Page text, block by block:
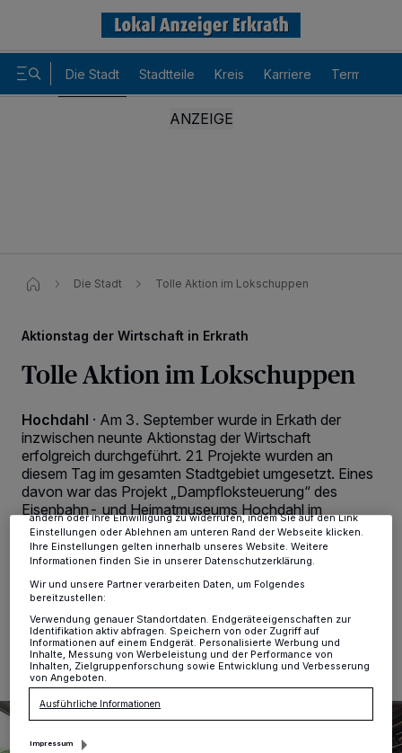
Die Stadt Stadtteile Kreis Karriere Termine
Die Stadt Tolle Aktion im Lokschuppen
Aktionstag der Wirtschaft in Erkrath
Tolle Aktion im Lokschuppen
Hochdahl · Am 3. September wurde in Erkath der
inzwischen neunte Aktionstag der Wirtschaft
erfolgreich durchgeführt. 21 Projekte wurden an
diesem Tag im gesamten Stadtgebiet umgesetzt. Eines
davon war das Projekt „Dampfloksteuerung“ des
Eisenbahn- und Heimatmuseums Hochdahl im
Lokschuppen gemeinsam mit der Firma ad Autodienst
Kunz.
08.09.2021 , 15:21 Uhr Eine Minute Lesezeit
personenbezogene Daten wie Browserdaten oder eindeutige
Kennungen auf Ihrem Gerät zu. Durch Auswahl von OK aktivieren Sie
Tracking-Technologien für die unter „Wir und unsere Partner
verarbeiten Daten, um Ihnen Dienste bereitzustellen“ aufgeführten
Zwecke. Wenn Tracker deaktiviert sind, sind manche Inhalte und
Anzeigen möglicherweise nicht mehr so relevant für Sie. Sie können
dieses Menü jederzeit wieder aufrufen, um Ihre Einstellungen zu
ändern oder Ihre Einwilligung zu widerrufen, indem Sie auf den Link
Einstellungen oder Ablehnen am unteren Rand der Webseite klicken.
Ihre Einstellungen gelten innerhalb unseres Website. Weitere
Informationen finden Sie in unserer Datenschutzerklärung.
Wir und unsere Partner verarbeiten Daten, um Folgendes
bereitzustellen:
Verwendung genauer Standortdaten. Endgeräteeigenschaften zur
Identifikation aktiv abfragen. Speichern von oder Zugriff auf
Informationen auf einem Endgerät. Personalisierte Werbung und
Inhalte, Messung von Werbeleistung und der Performance von
Inhalten, Zielgruppenforschung sowie Entwicklung und Verbesserung
von Angeboten.
Ausführliche Informationen
Impressum